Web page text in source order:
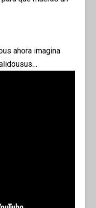
ahora imagina